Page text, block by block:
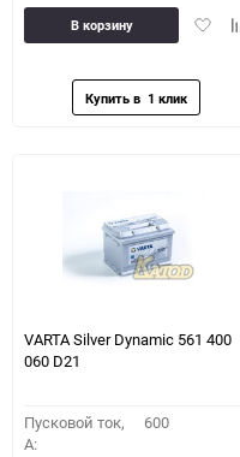
В корзину
VARTA Silver Dynamic 561 400
060 D21
Пусковой ток,
A:
600